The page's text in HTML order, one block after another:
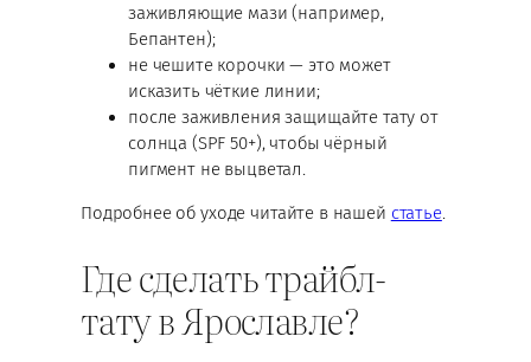
заживляющие мази (например,
Бепантен);
не чешите корочки — это может
исказить чёткие линии;
после заживления защищайте тату от
солнца (SPF 50+), чтобы чёрный
пигмент не выцветал.
Подробнее об уходе читайте в нашей статье.
Где сделать трайбл-
тату в Ярославле?